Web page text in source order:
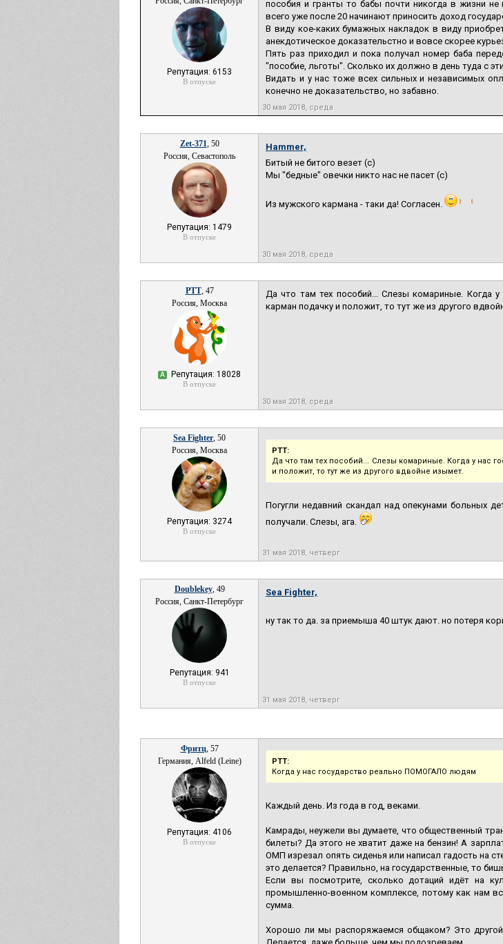
Репутация: 6153
В отпуске
пособия и гранты то бабы почти никогда в жизни
всего уже после 20 начинают приносить доход
В виду кое-каких бумажных накладок в виду
анекдотическое доказательстно и вовсе скорее
Пять раз приходил и пока получал номер баба
"пособие, льготы". Сколько их должно в день туда с
Видать и у нас тоже всех сильных и независимых
конечно не доказательство, но забавно.
30 мая 2018, среда
Zet-371, 50
Россия, Севастополь
Репутация: 1479
В отпуске
Hammer,
Битый не битого везет (с)
Мы "бедные" овечки никто нас не пасет (с)
Из мужского кармана - таки да! Согласен.
30 мая 2018, среда
РТТ, 47
Россия, Москва
А Репутация: 18028
В отпуске
Да что там тех пособий... Слезы комариные. Когда
карман подачку и положит, то тут же из другого
30 мая 2018, среда
Sea Fighter, 50
Россия, Москва
Репутация: 3274
В отпуске
РТТ:
Да что там тех пособий... Слезы комариные. Когда у нас
и положит, то тут же из другого вдвойне изымет.
Погугли недавний скандал над опекунами больных
получали. Слезы, ага.
31 мая 2018, четверг
Doublekey, 49
Россия, Санкт-Петербург
Репутация: 941
В отпуске
Sea Fighter,
ну так то да. за приемыша 40 штук дают. но потеря
31 мая 2018, четверг
Фритц, 57
Германия, Alfeld (Leine)
Репутация: 4106
В отпуске
РТТ:
Когда у нас государство реально ПОМОГАЛО людям
Каждый день. Из года в год, веками.
Камрады, неужели вы думаете, что общественный
билеты? Да этого не хватит даже на бензин! А
ОМП изрезал опять сиденья или написал гадость на
это делается? Правильно, на государственные, то
Если вы посмотрите, сколько дотаций идёт на
промышленно-военном комплексе, потому как нам
сумма.
Хорошо ли мы распоряжаемся общаком? Это другой